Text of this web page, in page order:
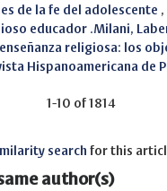
de la fe del adolescente ,
educador .Milani,
enseñanza religiosa: los
Hispanoamericana de
1-10 of 1814
search for this
author(s)